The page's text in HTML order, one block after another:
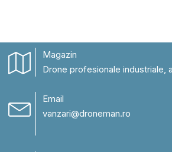
Magazin
Drone profesionale industriale,
Email
vanzari@droneman.ro